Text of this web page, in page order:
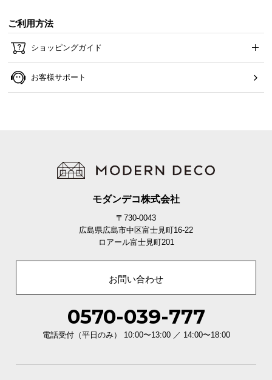
ナチュラル
ご利用方法
ショッピングガイド
お客様サポート
モダンデコ株式会社
〒730-0043
広島県広島市中区富士見町16-22
ロアール富士見町201
お問い合わせ
0570-039-777
電話受付（平日のみ） 10:00〜13:00 ／ 14:00〜18:00